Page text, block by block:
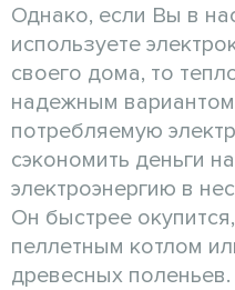
Однако, если Вы в
используете
своего дома, то
надежным
потребляемую
сэкономить деньги
электроэнергию в
Он быстрее
пеллетным котлом
древесных поленьев.